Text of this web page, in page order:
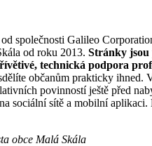
společnosti Galileo
od roku 2013. Stránky jsou
technická podpora
občanům prakticky ihned.
povinností ještě před
sociální sítě a mobilní aplikaci.
obce Malá Skála